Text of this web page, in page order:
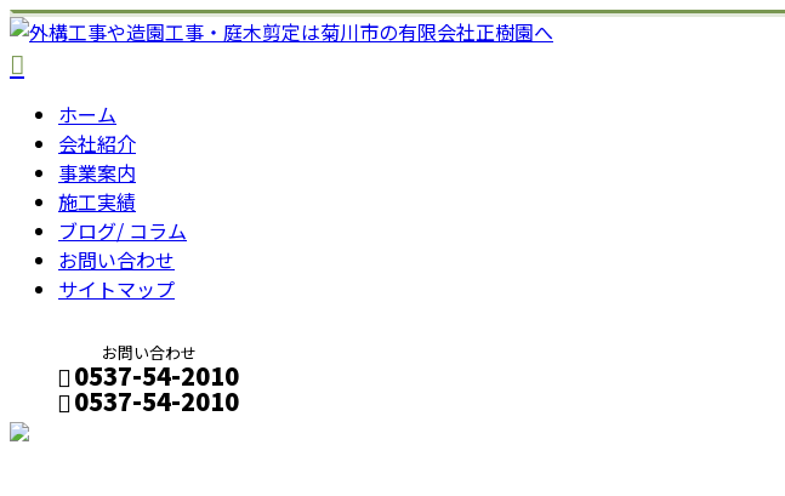
ホーム
会社紹介
事業案内
施工実績
ブログ/ コラム
お問い合わせ
サイトマップ
お問い合わせ
0537-54-2010
0537-54-2010